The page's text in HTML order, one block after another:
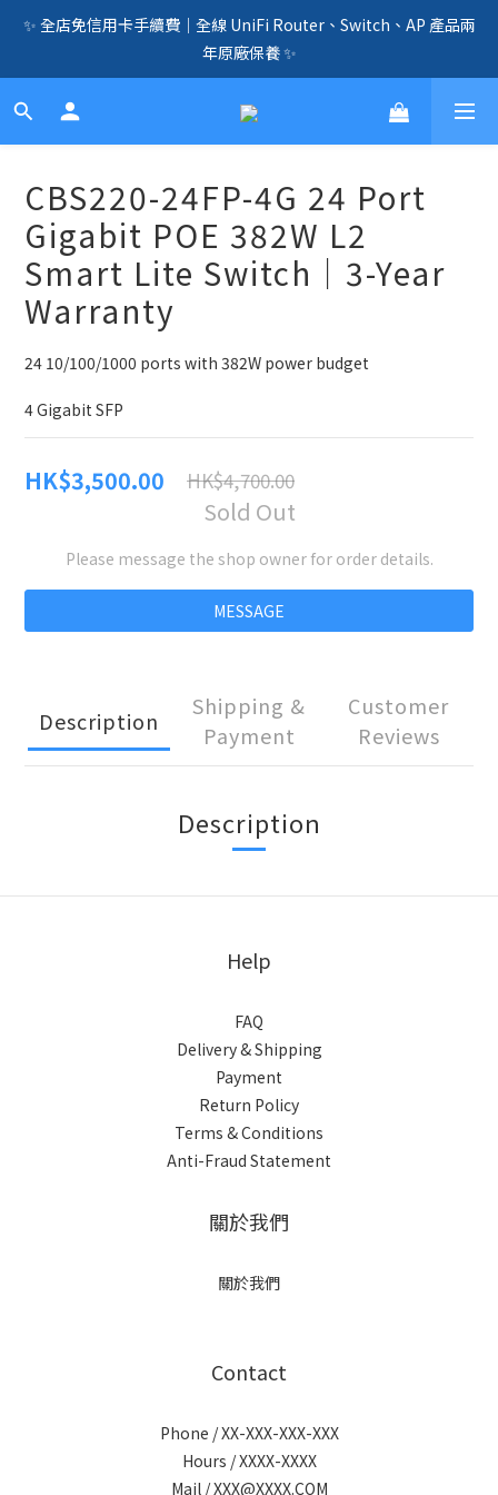
🛍️  全店免信用卡手續費、購物滿 HK$1000，即享免運優惠！
（SSD、HDD、UPS 除外）🛍️
✨ 全店免信用卡手續費｜全線 UniFi Router、Switch、AP 產品兩
年原廠保養 ✨
☎️ 全店免信用卡手續費｜提供客製化中、小、大型企業網絡、儲
（SSD、HDD、UPS 除外）🛍️
CBS220-24FP-4G 24 Port
Gigabit POE 382W L2
Smart Lite Switch｜3-Year
Warranty
24 10/100/1000 ports with 382W power budget
4 Gigabit SFP
HK$3,500.00 HK$4,700.00
Sold Out
Please message the shop owner for order details.
MESSAGE
Description
Shipping &
Payment
Customer
Reviews
Description
Help
FAQ
Delivery & Shipping
Payment
Return Policy
Terms & Conditions
Anti-Fraud Statement
關於我們
關於我們
Contact
Phone / XX-XXX-XXX-XXX
Hours / XXXX-XXXX
Mail / XXX@XXXX.COM